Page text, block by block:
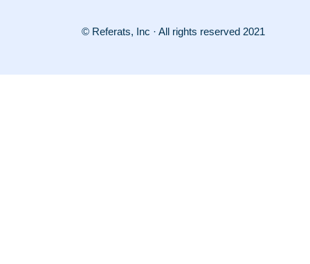
© Referats, Inc · All rights reserved 2021